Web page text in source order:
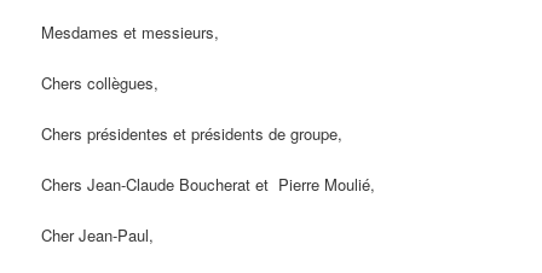
Mesdames et messieurs,
Chers collègues,
Chers présidentes et présidents de groupe,
Chers Jean-Claude Boucherat et Pierre Moulié,
Cher Jean-Paul,